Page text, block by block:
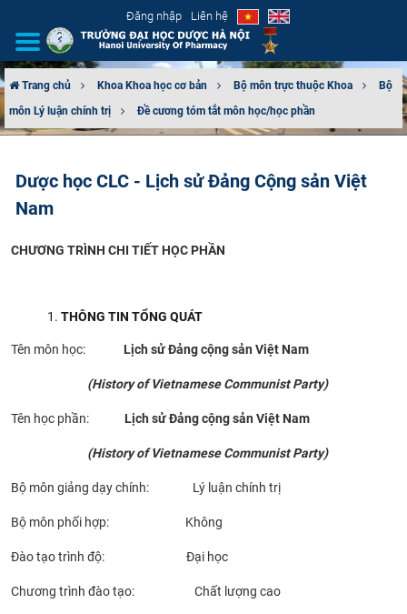
Đăng nhập Liên hệ
GIỚI THIỆU
TUYỂN SINH
ĐÀO TẠO
KHOA HỌC CÔNG NGHỆ
CỰU NGƯỜI HỌC
Trang chủ Khoa Khoa học cơ bản Bộ môn trực thuộc Khoa
Bộ
môn Lý luận chính trị
Đề cương tóm tắt môn học/học phần
Dược học CLC - Lịch sử Đảng Cộng sản Việt
Nam
CHƯƠNG TRÌNH CHI TIẾT HỌC PHẦN
THÔNG TIN TỔNG QUÁT
Tên môn học: Lịch sử Đảng cộng sản Việt Nam
(History of Vietnamese Communist Party)
Tên học phần: Lịch sử Đảng cộng sản Việt Nam
(History of Vietnamese Communist Party)
Bộ môn giảng dạy chính: Lý luận chính trị
Bộ môn phối hợp: Không
Đào tạo trình độ: Đại học
Chương trình đào tạo: Chất lượng cao